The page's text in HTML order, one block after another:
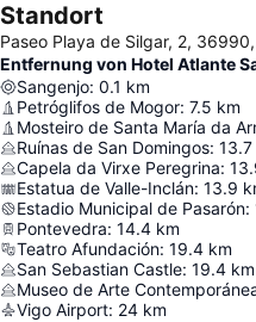
Standort
Paseo Playa de Silgar, 2,
Entfernung von Hotel Atlante
Sangenjo: 0.1 km
Petróglifos de Mogor: 7.5 km
Mosteiro de Santa María da
Ruínas de San Domingos: 13.7
Capela da Virxe Peregrina:
Estatua de Valle-Inclán: 13.9
Estadio Municipal de Pasarón:
Pontevedra: 14.4 km
Teatro Afundación: 19.4 km
San Sebastian Castle: 19.4 km
Museo de Arte
Vigo Airport: 24 km